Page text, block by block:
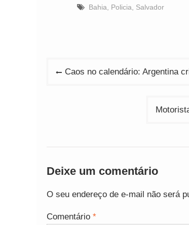
Bahia Policia Salvador
Navegação
Caos no calendário: Argentina
Deixe um comentário
O seu endereço de e-mail não será
Comentário *